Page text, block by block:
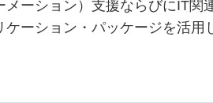
メーション）支援ならびにIT
ケーション・パッケージを活